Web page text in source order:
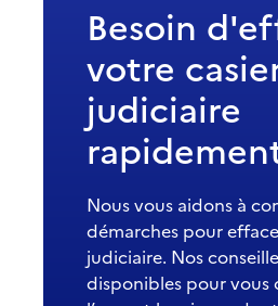
Besoin
votre
judiciaire
Nous vous aidons à
démarches pour
judiciaire. Nos
disponibles pour vous